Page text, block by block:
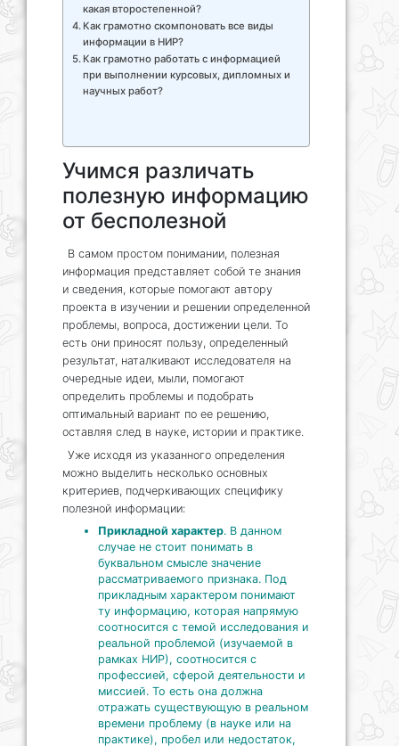
какая второстепенной?
Как грамотно скомпоновать все виды
информации в НИР?
Как грамотно работать с информацией
при выполнении курсовых, дипломных и
научных работ?
Учимся различать
полезную информацию
от бесполезной
В самом простом понимании, полезная
информация представляет собой те знания
и сведения, которые помогают автору
проекта в изучении и решении определенной
проблемы, вопроса, достижении цели. То
есть они приносят пользу, определенный
результат, наталкивают исследователя на
очередные идеи, мыли, помогают
определить проблемы и подобрать
оптимальный вариант по ее решению,
оставляя след в науке, истории и практике.
Уже исходя из указанного определения
можно выделить несколько основных
критериев, подчеркивающих специфику
полезной информации:
Прикладной характер. В данном
случае не стоит понимать в
буквальном смысле значение
рассматриваемого признака. Под
прикладным характером понимают
ту информацию, которая напрямую
соотносится с темой исследования и
реальной проблемой (изучаемой в
рамках НИР), соотносится с
профессией, сферой деятельности и
миссией. То есть она должна
отражать существующую в реальном
времени проблему (в науке или на
практике), пробел или недостаток,